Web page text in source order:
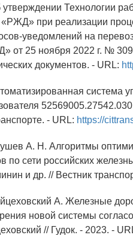
Технологии
при реализации
уведомлений на
от 25 ноября 2022 г. №
документов. - URL:
система
- URL: https://
А. Н. Алгоритмы
по сети российских
и др. // Вестник
А. Железные
новой системы
// Гудок. - 2023. -